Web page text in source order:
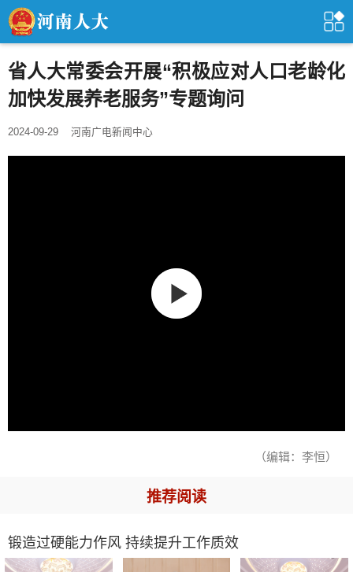
省人大常委会开展“积极应对人口老龄化
加快发展养老服务”专题询问
2024-09-29 河南广电新闻中心
（编辑：李恒）
推荐阅读
锻造过硬能力作风 持续提升工作质效